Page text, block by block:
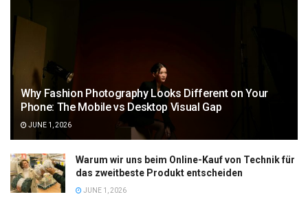
Why Fashion Photography Looks Different on Your
Phone: The Mobile vs Desktop Visual Gap
JUNE 1, 2026
Warum wir uns beim Online-Kauf von Technik für
das zweitbeste Produkt entscheiden
JUNE 1, 2026